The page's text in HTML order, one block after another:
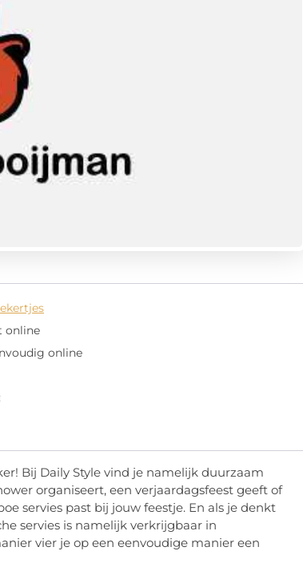
online
online
Bij Daily Style vind je namelijk duurzaam
organiseert, een verjaardagsfeest geeft of
servies past bij jouw feestje. En als je denkt
servies is namelijk verkrijgbaar in
vier je op een eenvoudige manier een